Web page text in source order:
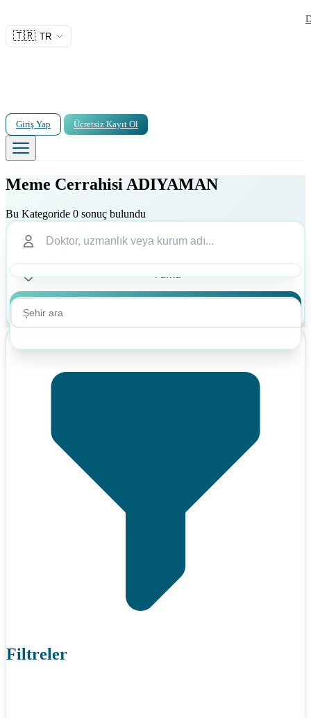
🇹🇷 TR
Giriş Yap Ücretsiz Kayıt Ol
Meme Cerrahisi ADIYAMAN
Bu Kategoride 0 sonuç bulundu
Filtreler